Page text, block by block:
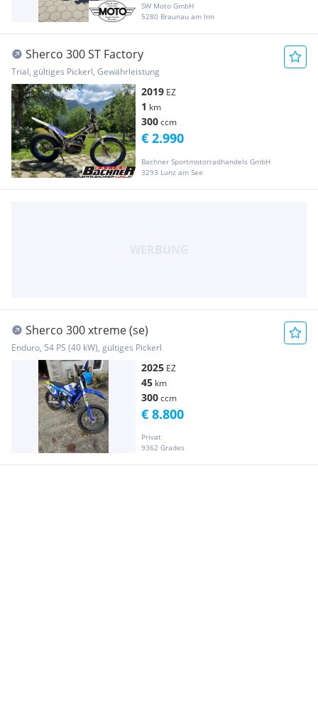
SW Moto GmbH
5280 Braunau am Inn
Sherco 300 ST Factory
Trial, gültiges Pickerl, Gewährleistung
2019 EZ
1 km
300ccm
Bachner Sportmotorradhandels GmbH
3293 Lunz am See
€ 2.990
Sherco 300 xtreme (se)
Enduro, 54 PS (40 kW), gültiges Pickerl
2025 EZ
45 km
300ccm
Privat
9362 Grades
€ 8.800